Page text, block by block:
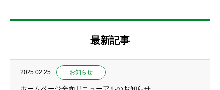
最新記事
2025.02.25 お知らせ
ホームページ全面リニューアルのお知らせ